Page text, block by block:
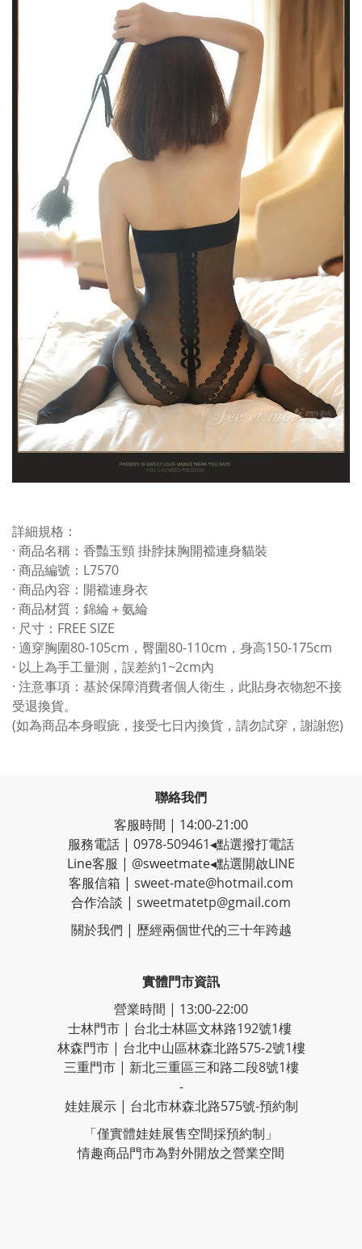
詳細規格：
· 商品名稱：香豔玉頸 掛脖抹胸開襠連身貓裝
· 商品編號：L7570
· 商品內容：開襠連身衣
· 商品材質：錦綸＋氨綸
· 尺寸：FREE SIZE
· 適穿胸圍80-105cm，臀圍80-110cm，身高150-175cm
· 以上為手工量測，誤差約1~2cm內
· 注意事項：基於保障消費者個人衛生，此貼身衣物恕不接
受退換貨。
(如為商品本身暇疵，接受七日內換貨，請勿試穿，謝謝您)
聯絡我們
客服時間 | 14:00-21:00
服務電話 | 0978-509461◂點選撥打電話
Line客服 | @sweetmate◂點選開啟LINE
客服信箱 | sweet-mate@hotmail.com
合作洽談 | sweetmatetp@gmail.com
關於我們 | 歷經兩個世代的三十年跨越
實體門市資訊
營業時間 | 13:00-22:00
士林門市 | 台北士林區文林路192號1樓
林森門市 | 台北中山區林森北路575-2號1樓
三重門市 | 新北三重區三和路二段8號1樓
-
娃娃展示 | 台北市林森北路575號-預約制
「僅實體娃娃展售空間採預約制」
情趣商品門市為對外開放之營業空間